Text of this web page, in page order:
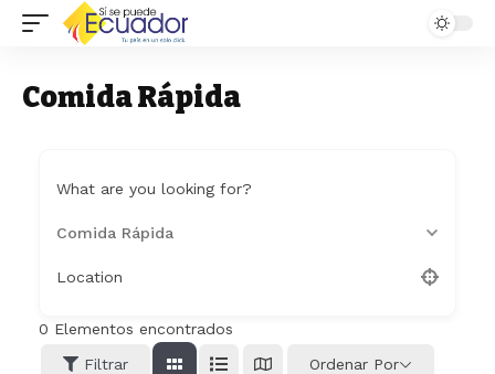
Comida Rápida
What are you looking for?
Comida Rápida
Location
0 Elementos encontrados
Filtrar
Ordenar Por